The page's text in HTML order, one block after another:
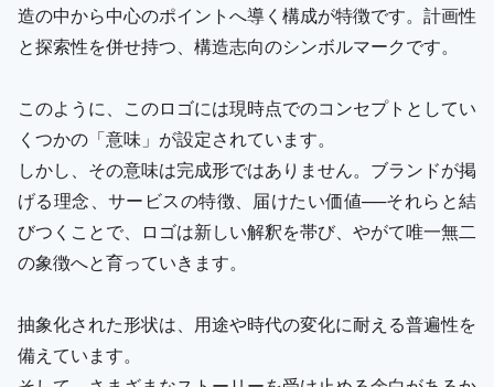
造の中から中心のポイントへ導く構成が特徴です。計画性
と探索性を併せ持つ、構造志向のシンボルマークです。
このように、このロゴには現時点でのコンセプトとしてい
くつかの「意味」が設定されています。
しかし、その意味は完成形ではありません。ブランドが掲
げる理念、サービスの特徴、届けたい価値──それらと結
びつくことで、ロゴは新しい解釈を帯び、やがて唯一無二
の象徴へと育っていきます。
抽象化された形状は、用途や時代の変化に耐える普遍性を
備えています。